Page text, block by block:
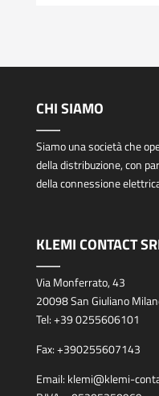
CHI SIAMO
Siamo una società che
della distribuzione, con
della connessione
KLEMI CONTACT
Via Monferrato, 43
20098 San Giuliano
Tel:+39 0255606101
Fax:+390255607143
Email: klemi@klemi-